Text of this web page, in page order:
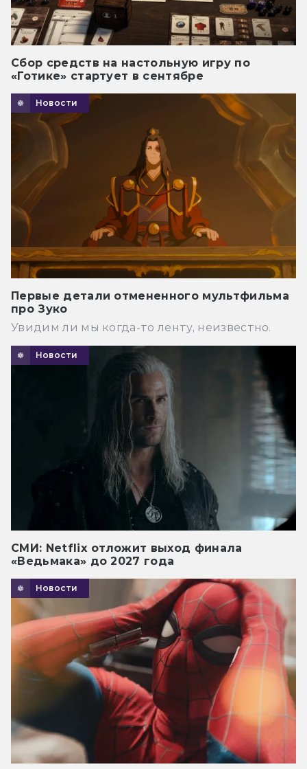
Сбор средств на настольную игру по
«Готике» стартует в сентябре
Новости
Первые детали отмененного мультфильма
про Зуко
Увидим ли мы когда-то ленту, неизвестно.
Новости
СМИ: Netflix отложит выход финала
«Ведьмака» до 2027 года
Новости